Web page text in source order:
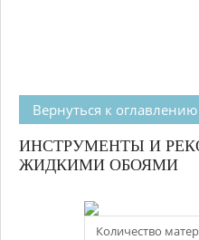
Вернуться к оглавлению
ИНСТРУМЕНТЫ И
ЖИДКИМИ ОБОЯМИ
Количество